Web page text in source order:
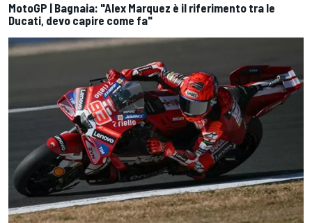
MotoGP | Bagnaia: "Alex Marquez è il riferimento tra le
Ducati, devo capire come fa"